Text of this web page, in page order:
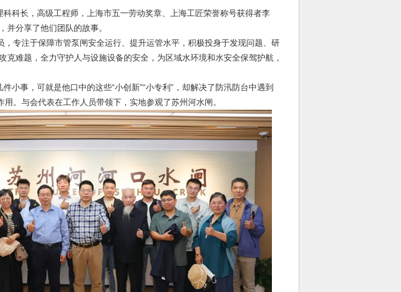
长，高级工程师，上海市五一劳动奖章、上海工匠荣誉称号获得者李
并分享了他们团队的故事。
注于保障市管泵闸安全运行、提升运管水平，积极投身于发现问题、研
克难题，全力守护人与设施设备的安全，为区域水环境和水安全保驾护航，
事，可就是他口中的这些“小创新”“小专利”，却解决了防汛防台中遇到
用。与会代表在工作人员带领下，实地参观了苏州河水闸。